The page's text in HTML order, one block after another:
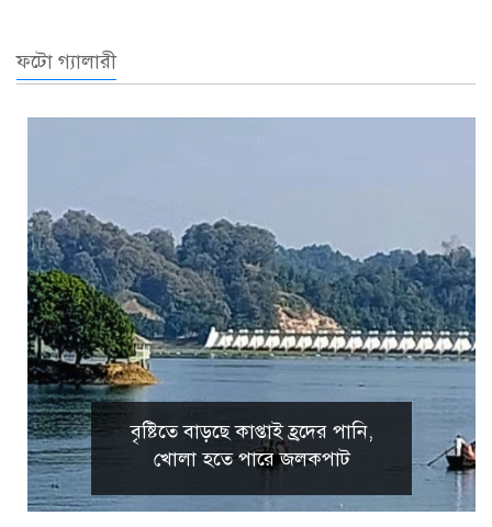
ফটো গ্যালারী
বৃষ্টিতে বাড়ছে কাপ্তাই হ্রদের পানি,
খোলা হতে পারে জলকপাট